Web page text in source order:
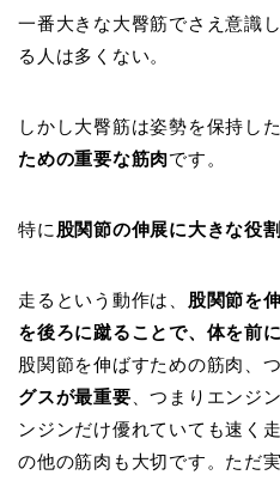
一番大きな大臀筋でさえ意識
る人は多くない。
しかし大臀筋は姿勢を保持した
ための重要な筋肉です。
特に 股関節の伸展に大きな役
走るという動作は、 股関節を
を後ろに蹴ることで、体を前
股関節を伸ばすための筋肉、
グスが最重要 、つまりエンジ
ンジンだけ優れていても速く
の他の筋肉も大切です。ただ